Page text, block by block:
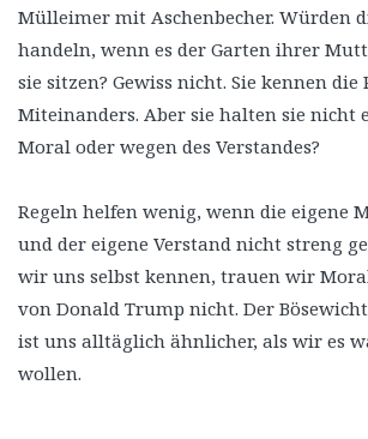
Mülleimer mit Aschenbecher. Würden
handeln, wenn es der Garten ihrer
sie sitzen? Gewiss nicht. Sie kennen die
Miteinanders. Aber sie halten sie nicht
Moral oder wegen des Verstandes?
Regeln helfen wenig, wenn die eigene
und der eigene Verstand nicht streng
wir uns selbst kennen, trauen wir
von Donald Trump nicht. Der
ist uns alltäglich ähnlicher, als wir es
wollen.